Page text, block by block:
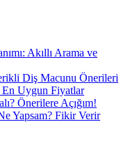
Akıllı Arama ve
Diş Macunu Önerileri
En Uygun Fiyatlar
Önerilere Açığım!
Yapsam? Fikir Verir